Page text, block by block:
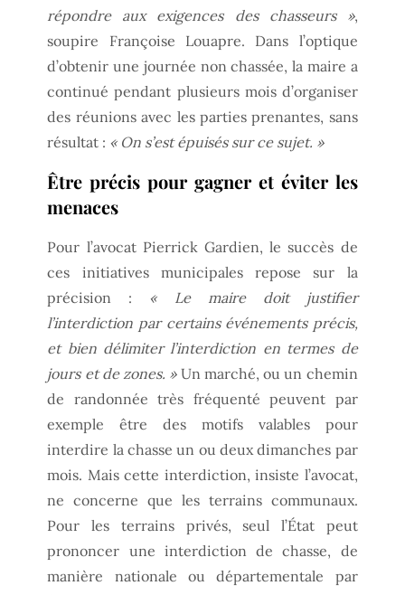
répondre aux exigences des chasseurs »,
soupire Françoise Louapre. Dans l’optique
d’obtenir une journée non chassée, la maire a
continué pendant plusieurs mois d’organiser
des réunions avec les parties prenantes, sans
résultat : « On s’est épuisés sur ce sujet. »
Être précis pour gagner et éviter les
menaces
Pour l’avocat Pierrick Gardien, le succès de
ces initiatives municipales repose sur la
précision : « Le maire doit justifier
l’interdiction par certains événements précis,
et bien délimiter l’interdiction en termes de
jours et de zones. »Un marché, ou un chemin
de randonnée très fréquenté peuvent par
exemple être des motifs valables pour
interdire la chasse un ou deux dimanches par
mois. Mais cette interdiction, insiste l’avocat,
ne concerne que les terrains communaux.
Pour les terrains privés, seul l’État peut
prononcer une interdiction de chasse, de
manière nationale ou départementale par